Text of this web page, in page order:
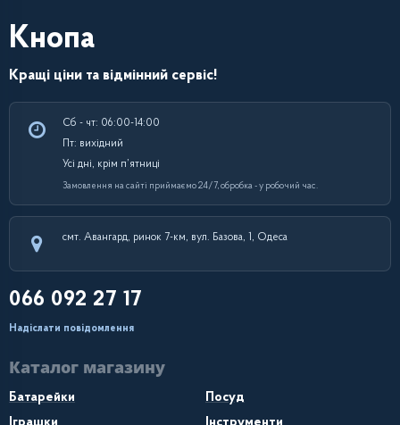
Кнопа
Кращі ціни та відмінний сервіс!
Сб - чт: 06:00-14:00
Пт: вихідний
Усі дні, крім п’ятниці
Замовлення на сайті приймаємо 24/7, обробка - у робочий час.
смт. Авангард, ринок 7-км, вул. Базова, 1, Одеса
066 092 27 17
Надіслати повідомлення
Каталог магазину
Батарейки
Посуд